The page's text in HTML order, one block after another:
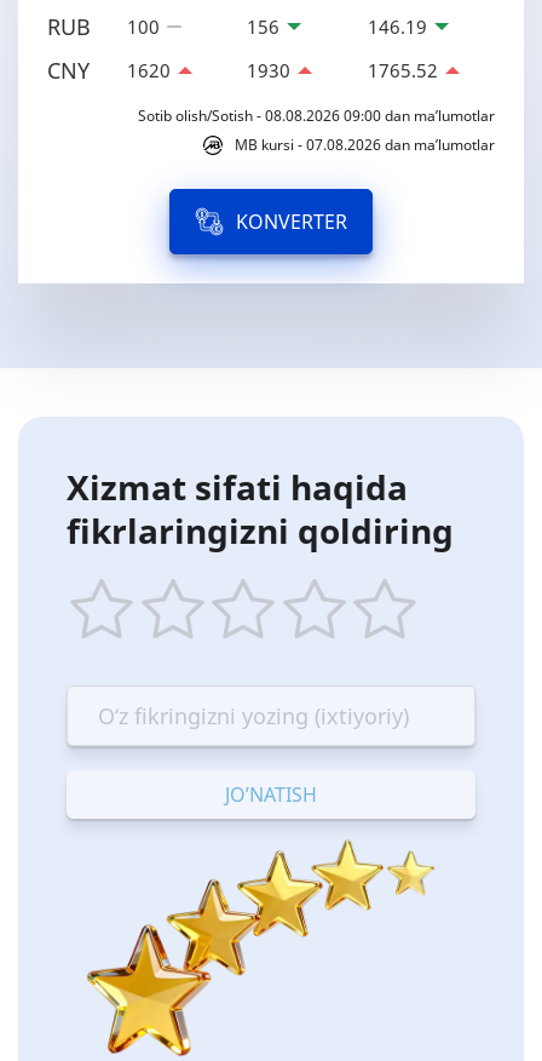
RUB 100 156 146.19
CNY 1620 1930 1765.52
Sotib olish/Sotish - 08.08.2026 09:00 dan ma’lumotlar
MB kursi - 07.08.2026 dan ma’lumotlar
KONVERTER
Xizmat sifati haqida
fikrlaringizni qoldiring
star
Terrible
stars
—
Bad
stars
—
OK
stars
—
Good
stars
—
Excellent